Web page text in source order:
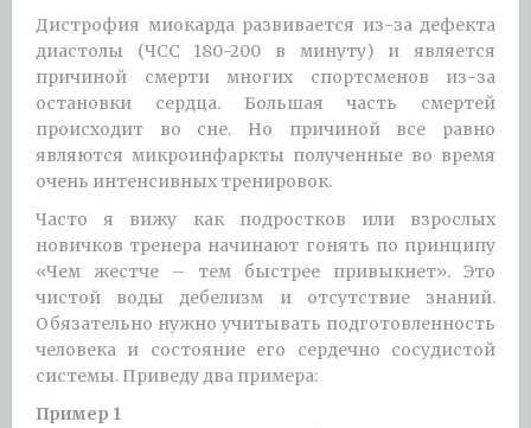
Дистрофия миокарда развивается из-за дефекта
диастолы (ЧСС 180-200 в минуту) и является
причиной смерти многих спортсменов из-за
остановки сердца. Большая часть смертей
происходит во сне. Но причиной все равно
являются микроинфаркты полученные во время
очень интенсивных тренировок.
Часто я вижу как подростков или взрослых
новичков тренера начинают гонять по принципу
«Чем жестче – тем быстрее привыкнет». Это
чистой воды дебелизм и отсутствие знаний.
Обязательно нужно учитывать подготовленность
человека и состояние его сердечно сосудистой
системы. Приведу два примера:
Пример 1